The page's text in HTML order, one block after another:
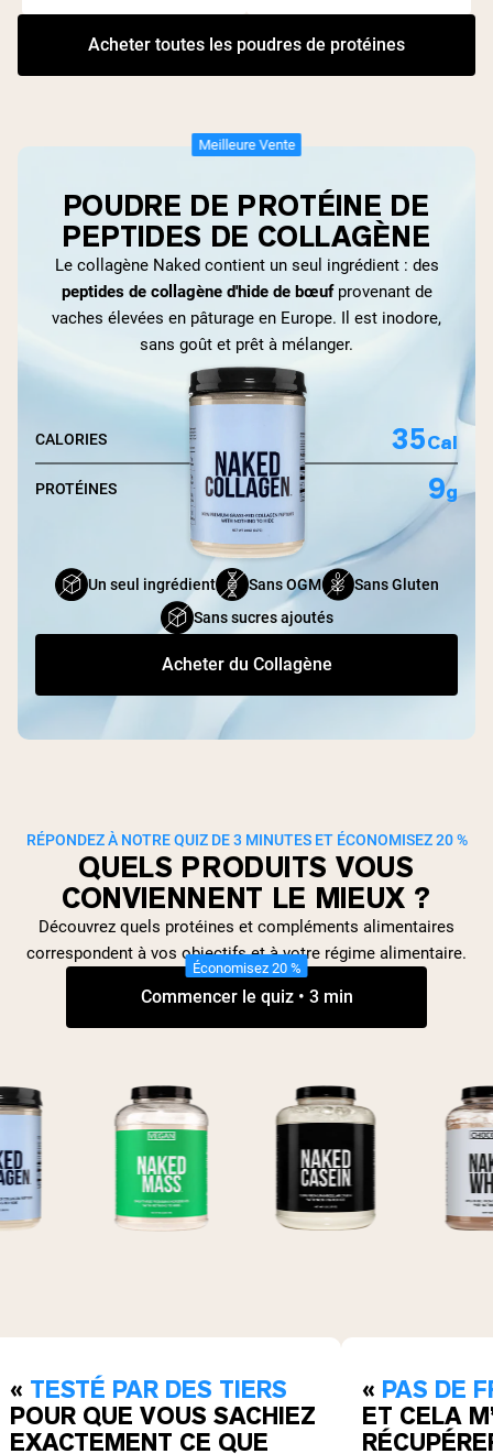
Acheter toutes les poudres de protéines
Meilleure Vente
POUDRE DE PROTÉINE DE
PEPTIDES DE COLLAGÈNE
Le collagène Naked contient un seul ingrédient : des
peptides de collagène d'hide de bœufprovenant de
vaches élevées en pâturage en Europe. Il est inodore,
sans goût et prêt à mélanger.
Un seul ingrédient Sans OGM
Sans Gluten
Sans sucres ajoutés
CALORIES 35Cal
PROTÉINES 9g
Acheter du Collagène
RÉPONDEZ À NOTRE QUIZ DE 3 MINUTES ET ÉCONOMISEZ 20 %
QUELS PRODUITS VOUS
CONVIENNENT LE MIEUX ?
Découvrez quels protéines et compléments alimentaires
correspondent à vos objectifs et à votre régime alimentaire.
Commencer le quiz • 3 min
Économisez 20 %
« TESTÉ PAR DES TIERS
POUR QUE VOUS SACHIEZ
EXACTEMENT CE QUE
« PAS DE
ET CELA